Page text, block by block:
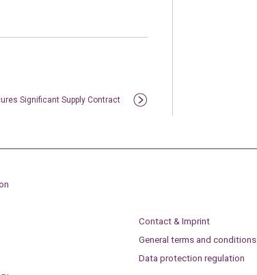
Significant Supply Contract
Contact & Imprint
General terms and conditions
Data protection regulation